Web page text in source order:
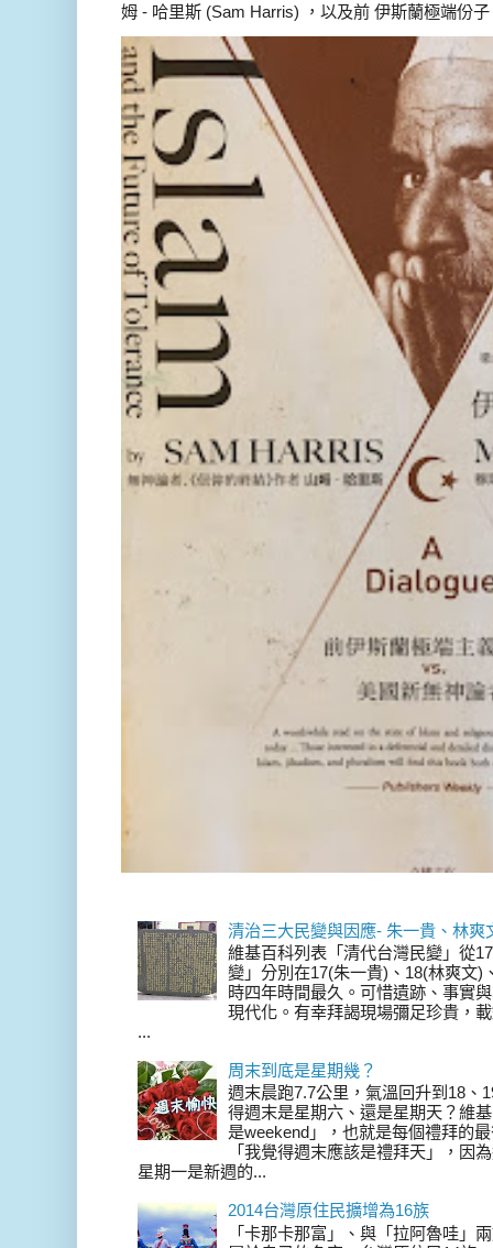
姆 - 哈里斯 (Sam Harris) ，以及前 伊斯蘭極端份
清治三大民變與因應- 朱一貴、林爽
維基百科列表「清代台灣民變」從
變」分別在17(朱一貴)、18(林爽文)
時四年時間最久。可惜遺跡、事實
現代化。有幸拜謁現場彌足珍貴，
...
周末到底是星期幾？
週末晨跑7.7公里，氣溫回升到18、
得週末是星期六、還是星期天？維
是weekend」，也就是每個禮拜的
「我覺得週末應該是禮拜天」，因
星期一是新週的...
2014台灣原住民擴增為16族
「卡那卡那富」、與「拉阿魯哇」